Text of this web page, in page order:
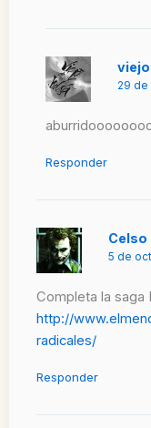
29 de
Responder
Celso
5 de
Completa la saga
http://
radicales/
Responder